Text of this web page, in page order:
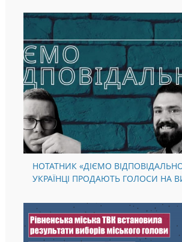
НОТАТНИК «ДІЄМО
УКРАЇНЦІ ПРОДАЮТЬ ГОЛОСИ НА